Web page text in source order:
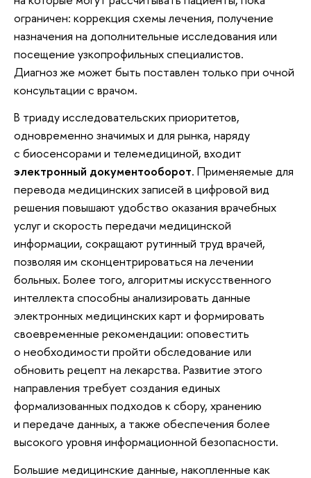
ограничен: коррекция схемы лечения, получение
назначения на дополнительные исследования или
посещение узкопрофильных специалистов.
Диагноз же может быть поставлен только при очной
консультации с врачом.
В триаду исследовательских приоритетов,
одновременно значимых и для рынка, наряду
с биосенсорами и телемедициной, входит
электронный документооборот. Применяемые для
перевода медицинских записей в цифровой вид
решения повышают удобство оказания врачебных
услуг и скорость передачи медицинской
информации, сокращают рутинный труд врачей,
позволяя им сконцентрироваться на лечении
больных. Более того, алгоритмы искусственного
интеллекта способны анализировать данные
электронных медицинских карт и формировать
своевременные рекомендации: оповестить
о необходимости пройти обследование или
обновить рецепт на лекарства. Развитие этого
направления требует создания единых
формализованных подходов к сбору, хранению
и передаче данных, а также обеспечения более
высокого уровня информационной безопасности.
Большие медицинские данные, накопленные как